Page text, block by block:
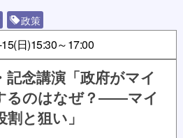
政策
日)15:30～17:00
記念講演「政府がマイ
るのはなぜ？――マイ
と狙い」